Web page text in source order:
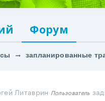
Форум
запланированные
Литаврин Пользователь